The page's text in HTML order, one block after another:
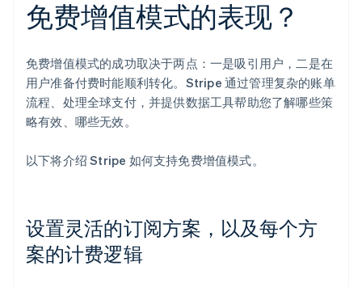
免费增值模式的表现？
免费增值模式的成功取决于两点：一是吸引用户，二是在
用户准备付费时能顺利转化。Stripe 通过管理复杂的账单
流程、处理全球支付，并提供数据工具帮助您了解哪些策
略有效、哪些无效。
以下将介绍 Stripe 如何支持免费增值模式。
设置灵活的订阅方案，以及每个方
案的计费逻辑